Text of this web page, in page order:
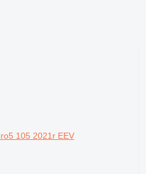
105 2021r EEV